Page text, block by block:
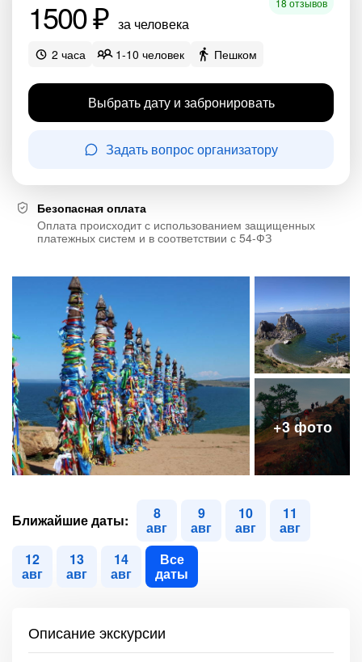
1500 ₽ за человека
18 отзывов
2 часа 1-10 человек Пешком
Выбрать дату и забронировать
Задать вопрос организатору
Безопасная оплата
Оплата происходит с использованием защищенных
платежных систем и в соответствии с 54-ФЗ
Ближайшие даты: 8
авг
9
авг
10
авг
11
авг
12
авг
13
авг
14
авг
Все
даты
Описание экскурсии